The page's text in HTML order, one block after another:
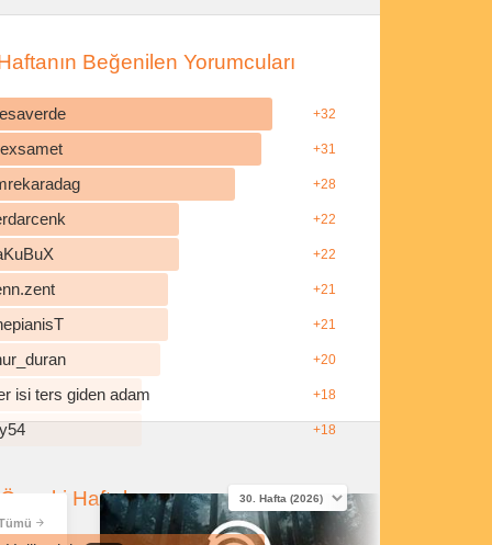
Beğenilen Yorumcuları
+32
+31
+28
+22
+22
+21
+21
+20
isi ters giden adam +18
+18
Haftalar